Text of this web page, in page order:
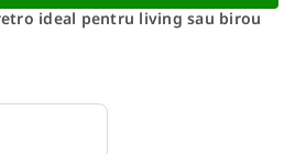
ideal pentru living sau birou